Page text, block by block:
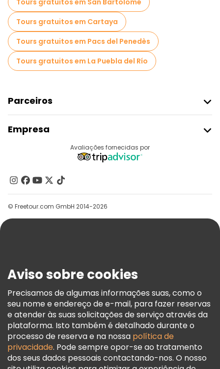
Tours gratuitos em San Bartolomé
Tours gratuitos em Cartaya
Tours gratuitos em Pacs del Penedès
Tours gratuitos em La Puebla del Río
Parceiros
Registo Do Fornecedor
Programa De Afiliados
Empresa
Contacte-Nos
Grupos
Ajuda
Termos E Informações Legais
Política De Cookies
Freetour Prémios
Programa De Fidelidade
Avaliações fornecidas por
© Freetour.com GmbH 2014-2026
Aviso sobre cookies
Precisamos de algumas informações suas, como o
seu nome e endereço de e-mail, para fazer reservas
e atender às suas solicitações de serviço através da
plataforma. Isto também é detalhado durante o
processo de reserva e na nossa política de
privacidade. Pode sempre opor-se ao tratamento
dos seus dados pessoais contactando-nos. O nosso